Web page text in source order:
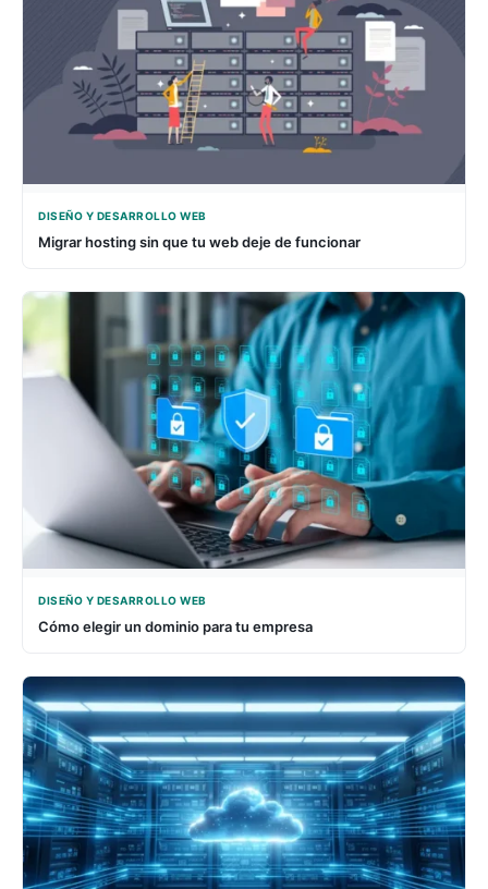
DISEÑO Y DESARROLLO WEB
Migrar hosting sin que tu web deje de funcionar
DISEÑO Y DESARROLLO WEB
Cómo elegir un dominio para tu empresa